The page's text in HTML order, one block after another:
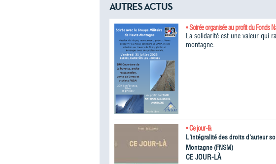
AUTRES ACTUS
• Soirée organisée au profit du Fonds
La solidarité est une valeur qui
montagne.
• Ce jour-là
L'intégralité des droits d'auteur
Montagne (FNSM)
CE JOUR-LÀ